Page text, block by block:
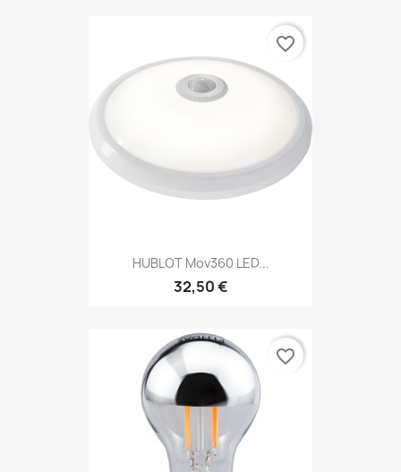
HUBLOT Mov360 LED...
32,50 €
favorite_border
favorite_border